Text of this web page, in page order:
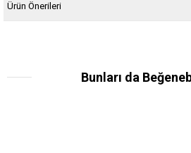
Ürün Önerileri
Bunları da